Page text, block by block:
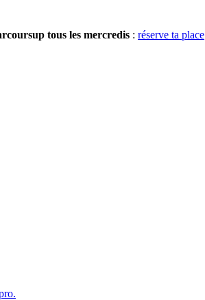
tous les mercredis : réserve ta place